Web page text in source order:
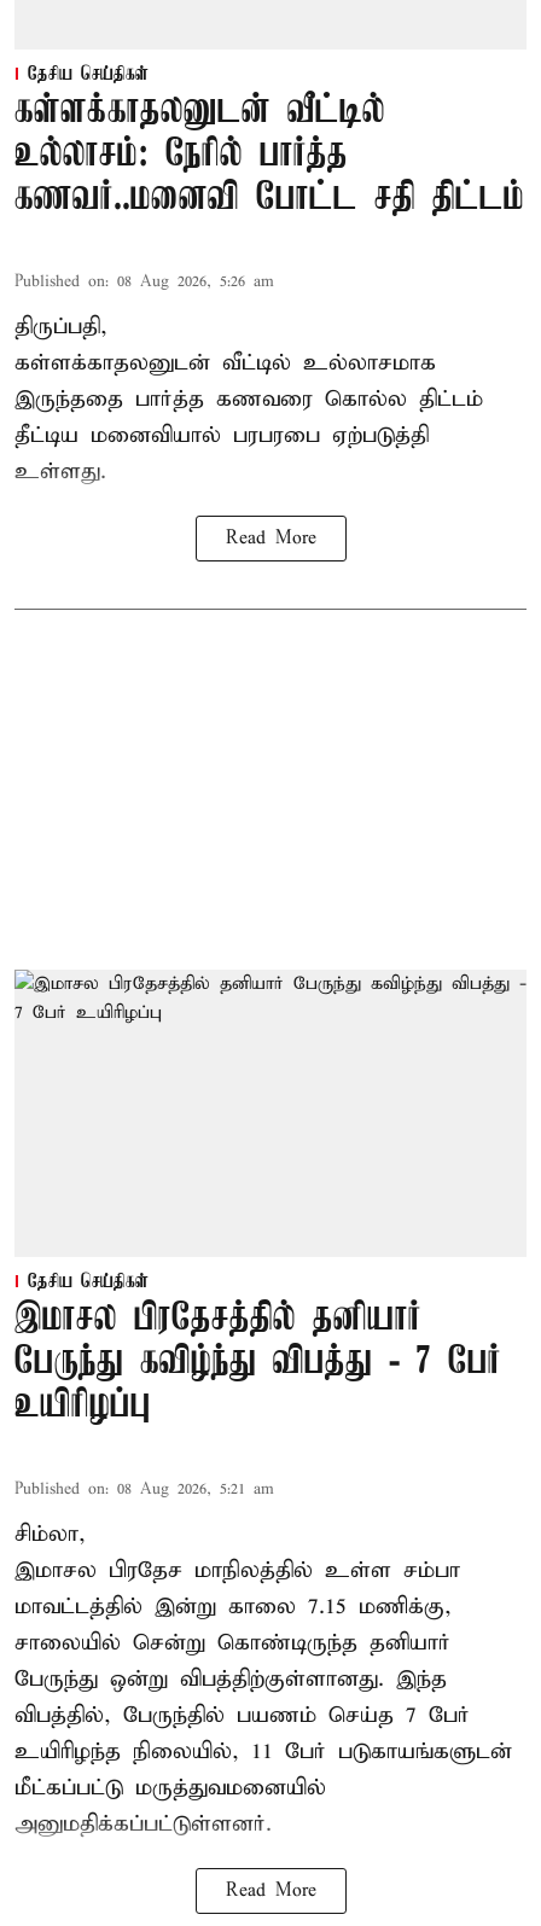
தேசிய செய்திகள்
கள்ளக்காதலனுடன் வீட்டில்
உல்லாசம்: நேரில் பார்த்த
கணவர்..மனைவி போட்ட சதி திட்டம்
Published on: 08 Aug 2026, 5:26 am
திருப்பதி,
கள்ளக்காதலனுடன் வீட்டில் உல்லாசமாக
இருந்ததை பார்த்த கணவரை கொல்ல திட்டம்
தீட்டிய மனைவியால் பரபரபை ஏற்படுத்தி
உள்ளது.
Read More
தேசிய செய்திகள்
இமாசல பிரதேசத்தில் தனியார்
பேருந்து கவிழ்ந்து விபத்து - 7 பேர்
உயிரிழப்பு
Published on: 08 Aug 2026, 5:21 am
சிம்லா,
இமாசல பிரதேச மாநிலத்தில் உள்ள சம்பா
மாவட்டத்தில் இன்று காலை 7.15 மணிக்கு,
சாலையில் சென்று கொண்டிருந்த தனியார்
பேருந்து ஒன்று விபத்திற்குள்ளானது. இந்த
விபத்தில், பேருந்தில் பயணம் செய்த 7 பேர்
உயிரிழந்த நிலையில், 11 பேர் படுகாயங்களுடன்
மீட்கப்பட்டு மருத்துவமனையில்
அனுமதிக்கப்பட்டுள்ளனர்.
Read More